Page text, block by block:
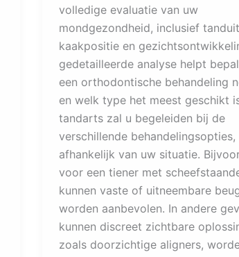
volledige evaluatie van uw
mondgezondheid, inclusief
kaakpositie en
gedetailleerde analyse helpt
een orthodontische behandeling
en welk type het meest geschikt
tandarts zal u begeleiden bij de
verschillende behandelingsopties,
afhankelijk van uw situatie.
voor een tiener met
kunnen vaste of uitneembare
worden aanbevolen. In andere
kunnen discreet zichtbare
zoals doorzichtige aligners,